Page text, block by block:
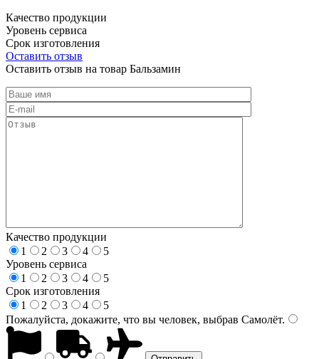
Качество продукции
Уровень сервиса
Срок изготовления
Оставить отзыв
Оставить отзыв на товар Бальзамин
Качество продукции
1
2 3 4
5
Уровень сервиса
1
2 3 4
5
Срок изготовления
1
2 3 4
5
Пожалуйста, докажите, что вы человек, выбрав Самолёт.